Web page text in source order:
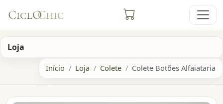
Loja
Início Loja Colete Colete Botões Alfaiataria